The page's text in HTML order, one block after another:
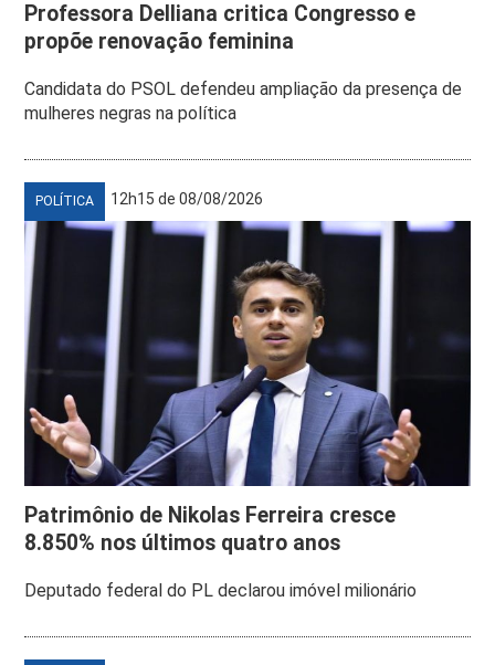
Professora Delliana critica Congresso e
propõe renovação feminina
Candidata do PSOL defendeu ampliação da presença de
mulheres negras na política
POLÍTICA 12h15 de 08/08/2026
Patrimônio de Nikolas Ferreira cresce
8.850% nos últimos quatro anos
Deputado federal do PL declarou imóvel milionário